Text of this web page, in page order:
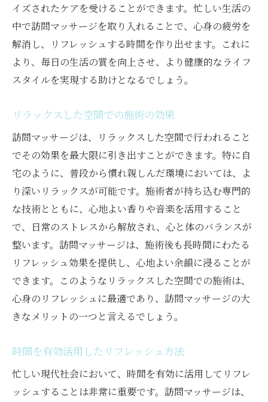
イズされたケアを受けることができます。忙しい生活の
中で訪問マッサージを取り入れることで、心身の疲労を
解消し、リフレッシュする時間を作り出せます。これに
より、毎日の生活の質を向上させ、より健康的なライフ
スタイルを実現する助けとなるでしょう。
リラックスした空間での施術の効果
訪問マッサージは、リラックスした空間で行われること
でその効果を最大限に引き出すことができます。特に自
宅のように、普段から慣れ親しんだ環境においては、よ
り深いリラックスが可能です。施術者が持ち込む専門的
な技術とともに、心地よい香りや音楽を活用すること
で、日常のストレスから解放され、心と体のバランスが
整います。訪問マッサージは、施術後も長時間にわたる
リフレッシュ効果を提供し、心地よい余韻に浸ることが
できます。このようなリラックスした空間での施術は、
心身のリフレッシュに最適であり、訪問マッサージの大
きなメリットの一つと言えるでしょう。
時間を有効活用したリフレッシュ方法
忙しい現代社会において、時間を有効に活用してリフレ
ッシュすることは非常に重要です。訪問マッサージは、